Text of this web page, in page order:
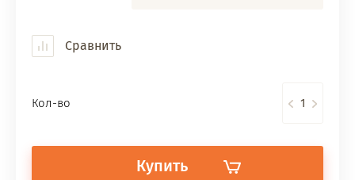
Сравнить
Кол-во
Купить